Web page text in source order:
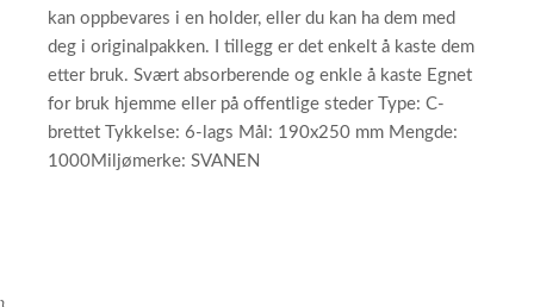
kan oppbevares i en holder, eller du kan ha dem med
deg i originalpakken. I tillegg er det enkelt å kaste dem
etter bruk. Svært absorberende og enkle å kaste Egnet
for bruk hjemme eller på offentlige steder Type: C-
brettet Tykkelse: 6-lags Mål: 190x250 mm Mengde:
1000Miljømerke: SVANEN